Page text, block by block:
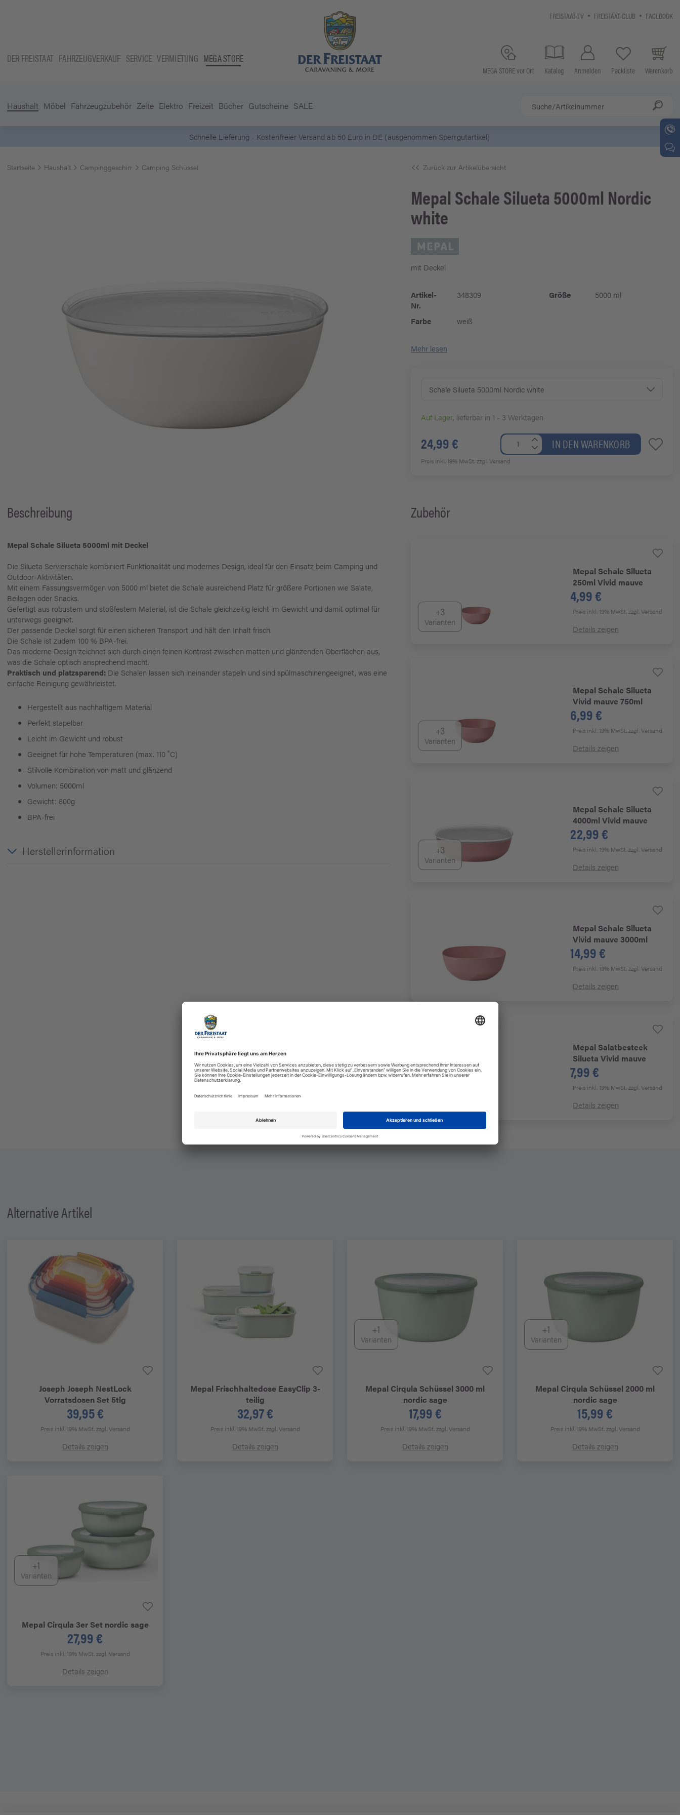
FREISTAAT-TV FREISTAAT-CLUB FACEBOOK
DER FREISTAAT FAHRZEUGVERKAUF SERVICE VERMIETUNG MEGA STORE
MEGA STORE vor Ort Katalog Anmelden Packliste Warenkorb
Haushalt Möbel Fahrzeugzubehör Zelte Elektro Freizeit Bücher Gutscheine SALE
5 Euro Gutschein* bei Newsletter-Anmeldung
Startseite Haushalt Campinggeschirr Camping Schüssel Zurück zur Artikelübersicht
MepalSchale Silueta 5000ml Nordic
white
mit Deckel
Artikel-
Nr.
348309 Größe 5000 ml
Farbe weiß
Mehr lesen
Schale Silueta 5000ml Nordic white
Auf Lager, lieferbar in 1 - 3 Werktagen
24,99 € IN DEN WARENKORB
Preis inkl. 19% MwSt.zzgl. Versand
Beschreibung
Mepal Schale Silueta 5000ml mit Deckel
Die Silueta Servierschale kombiniert Funktionalität und modernes Design, ideal für den Einsatz beim Camping und
Outdoor-Aktivitäten.
Mit einem Fassungsvermögen von 5000 ml bietet die Schale ausreichend Platz für größere Portionen wie Salate,
Beilagen oder Snacks.
Gefertigt aus robustem und stoßfestem Material, ist die Schale gleichzeitig leicht im Gewicht und damit optimal für
unterwegs geeignet.
Der passende Deckel sorgt für einen sicheren Transport und hält den Inhalt frisch.
Die Schale ist zudem 100 % BPA-frei.
Das moderne Design zeichnet sich durch einen feinen Kontrast zwischen matten und glänzenden Oberflächen aus,
was die Schale optisch ansprechend macht.
Praktisch und platzsparend: Die Schalen lassen sich ineinander stapeln und sind spülmaschinengeeignet, was eine
einfache Reinigung gewährleistet.
Hergestellt aus nachhaltigem Material
Perfekt stapelbar
Leicht im Gewicht und robust
Geeignet für hohe Temperaturen (max. 110 ˚C)
Stilvolle Kombination von matt und glänzend
Volumen: 5000ml
Gewicht: 800g
BPA-frei
Herstellerinformation
Zubehör
+3
Varianten
Mepal Schale Silueta
250ml Vivid mauve
4,99 €
Preis inkl. 19% MwSt.zzgl. Versand
Details zeigen
+3
Varianten
Mepal Schale Silueta
Vivid mauve 750ml
6,99 €
Preis inkl. 19% MwSt.zzgl. Versand
Details zeigen
+3
Varianten
Mepal Schale Silueta
4000ml Vivid mauve
22,99 €
Preis inkl. 19% MwSt.zzgl. Versand
Details zeigen
Mepal Schale Silueta
Vivid mauve 3000ml
14,99 €
Preis inkl. 19% MwSt.zzgl. Versand
Details zeigen
Mepal Salatbesteck
Silueta Vivid mauve
7,99 €
Preis inkl. 19% MwSt.zzgl. Versand
Details zeigen
Alternative Artikel
Joseph Joseph NestLock
Vorratsdosen Set 5tlg
39,95 €
Preis inkl. 19% MwSt.zzgl. Versand
Details zeigen
Mepal Frischhaltedose EasyClip 3-
teilig
32,97 €
Preis inkl. 19% MwSt.zzgl. Versand
Details zeigen
+1
Varianten
Mepal Cirqula Schüssel 3000 ml
nordic sage
17,99 €
Preis inkl. 19% MwSt.zzgl. Versand
Details zeigen
+1
Varianten
Mepal Cirqula Schüssel 2000 ml
nordic sage
15,99 €
Preis inkl. 19% MwSt.zzgl. Versand
Details zeigen
+1
Varianten
Mepal Cirqula 3er Set nordic sage
27,99 €
Preis inkl. 19% MwSt.zzgl. Versand
Details zeigen